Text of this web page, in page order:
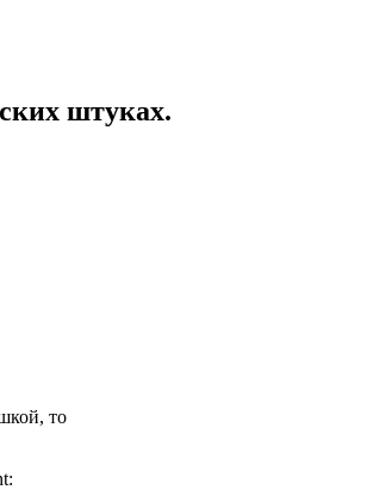
штуках.
то